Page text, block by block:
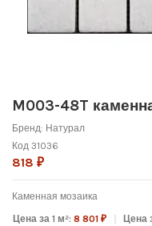
M003-48T
Бренд: Натурал
Код 31036
818 ₽
Каменная мозаика
Цена за 1 м²:8 801 ₽ Цена